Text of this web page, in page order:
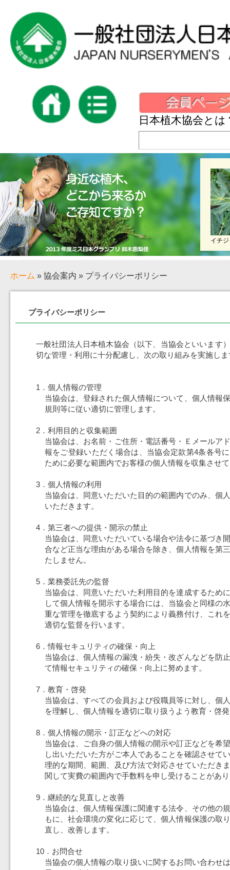
日本植木協会とは
イチ
ホーム » 協会案内 » プライバシーポリシー
プライバシーポリシー
一般社団法人日本植木協会（以下、当協会といいます
切な管理・利用に十分配慮し、次の取り組みを実施し
1．個人情報の管理
当協会は、登録された個人情報について、個人情報
規則等に従い適切に管理します。
2．利用目的と収集範囲
当協会は、お名前・ご住所・電話番号・Ｅメールア
報をご登録いただく場合は、当協会定款第4条各号
ために必要な範囲内でお客様の個人情報を収集させ
3．個人情報の利用
当協会は、同意いただいた目的の範囲内でのみ、個
いただきます。
4．第三者への提供・開示の禁止
当協会は、同意いただいている場合や法令に基づき
合など正当な理由がある場合を除き、個人情報を第
たしません。
5．業務委託先の監督
当協会は、同意いただいた利用目的を達成するため
して個人情報を開示する場合には、当協会と同様の
重な管理を徹底するよう契約により義務付け、これ
適切な監督を行います。
6．情報セキュリティの確保・向上
当協会は、個人情報の漏洩・紛失・改ざんなどを防
て情報セキュリティの確保・向上に努めます。
7．教育・啓発
当協会は、すべての会員および役職員等に対し、個
を理解し、個人情報を適切に取り扱うよう教育・啓
8．個人情報の開示・訂正などへの対応
当協会は、ご自身の個人情報の開示や訂正などを希
し出いただいた方がご本人であることを確認させて
理的な期間、範囲、及び方法で対応させていただき
関して実費の範囲内で手数料を申し受けることがあ
9．継続的な見直しと改善
当協会は、個人情報保護に関連する法令、その他の
もに、社会環境の変化に応じて、個人情報保護の取
直し、改善します。
10．お問合せ
当協会の個人情報の取り扱いに関するお問い合わせ